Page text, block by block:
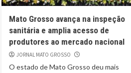
Mato Grosso avança na inspeção
sanitária e amplia acesso de
produtores ao mercado nacional
JORNAL MATO GROSSO
O estado de Mato Grosso deu mais